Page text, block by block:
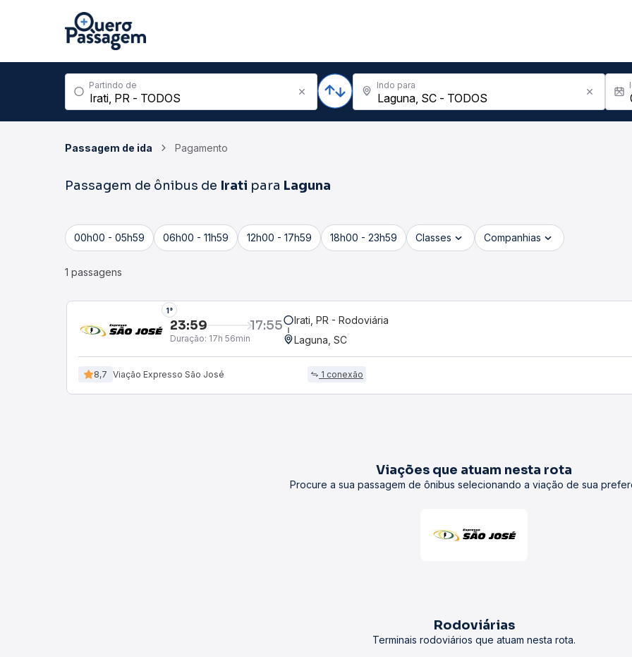
Partindo de Indo para
Passagem de ida Pagamento
Passagem de ônibus de Irati para Laguna
00h00 - 05h59 06h00 - 11h59 12h00 - 17h59 18h00 - 23h59 Classes Companhias
1 passagens
1°
23:59 17:55
Duração: 17h 56min
Irati, PR - Rodoviária
Laguna, SC
8,7 Viação Expresso São José 1 conexão
Viações que atuam nesta rota
Procure a sua passagem de ônibus selecionando a viação de sua
Rodoviárias
Terminais rodoviários que atuam nesta rota.